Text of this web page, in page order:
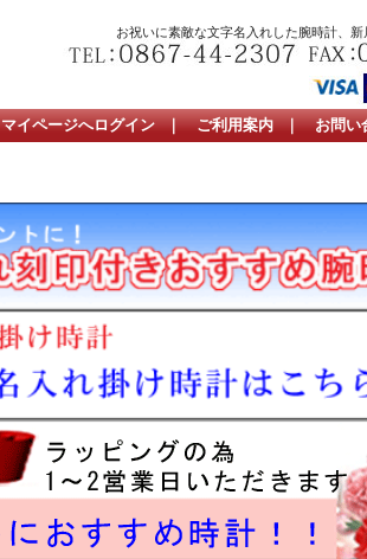
お祝いに素敵な文字名入れした腕時計、
マイページへログイン ｜ ご利用案内 ｜ お問い